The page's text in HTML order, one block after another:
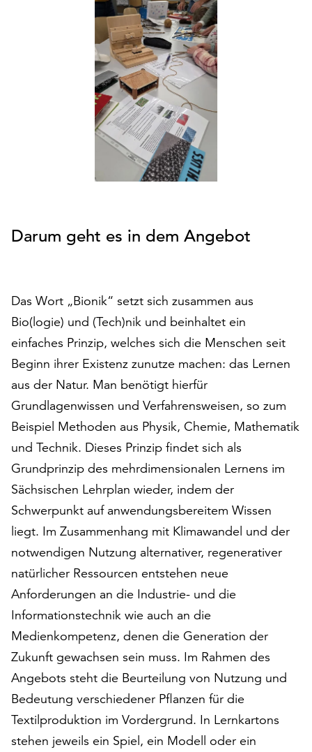
Statistikzwecken
Klicken
auf
„Alle
akzeptieren“,
um
alle
Cookies
zu
akzeptieren.
Sie
können
Ihr
Einverständnis
jederzeit
ändern
und
widerrufen.
steht
Ihnen
am
Ende
der
Seite
die
Schaltfläche
„Cookie-
Einstellungen“
Darum geht es in dem Angebot
Das Wort „Bionik“ setzt sich zusammen aus
Bio(logie) und (Tech)nik und beinhaltet ein
einfaches Prinzip, welches sich die Menschen seit
Beginn ihrer Existenz zunutze machen: das Lernen
aus der Natur. Man benötigt hierfür
Grundlagenwissen und Verfahrensweisen, so zum
Beispiel Methoden aus Physik, Chemie, Mathematik
und Technik. Dieses Prinzip findet sich als
Grundprinzip des mehrdimensionalen Lernens im
Sächsischen Lehrplan wieder, indem der
Schwerpunkt auf anwendungsbereitem Wissen
liegt. Im Zusammenhang mit Klimawandel und der
notwendigen Nutzung alternativer, regenerativer
natürlicher Ressourcen entstehen neue
Anforderungen an die Industrie- und die
Informationstechnik wie auch an die
Medienkompetenz, denen die Generation der
Zukunft gewachsen sein muss. Im Rahmen des
Angebots steht die Beurteilung von Nutzung und
Bedeutung verschiedener Pflanzen für die
Textilproduktion im Vordergrund. In Lernkartons
stehen jeweils ein Spiel, ein Modell oder ein